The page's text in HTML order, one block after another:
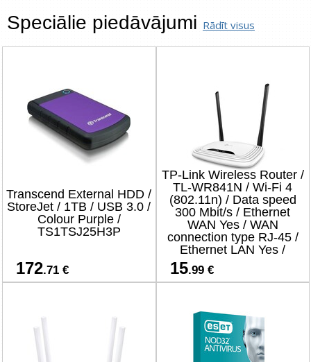
Speciālie piedāvājumi Rādīt visus
Transcend External HDD /
StoreJet / 1TB / USB 3.0 /
Colour Purple /
TS1TSJ25H3P
172.71 €
TP-Link Wireless Router /
TL-WR841N / Wi-Fi 4
(802.11n) / Data speed
300 Mbit/s / Ethernet
WAN Yes / WAN
connection type RJ-45 /
Ethernet LAN Yes /
4xLAN ports
15.99 €